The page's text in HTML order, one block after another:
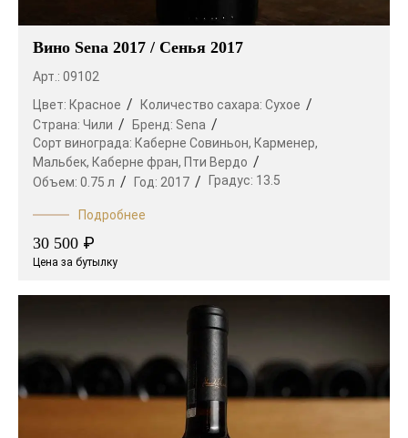
Вино Sena 2017 / Сенья 2017
Арт.: 09102
Цвет: Красное Количество сахара: Сухое
Страна: Чили Бренд: Sena
Сорт винограда: Каберне Совиньон, Карменер,
Мальбек, Каберне фран, Пти Вердо
Объем: 0.75 л Год: 2017 Градус: 13.5
Подробнее
30 500 ₽
Цена за бутылку